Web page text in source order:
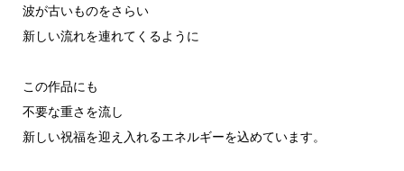
波が古いものをさらい
新しい流れを連れてくるように
この作品にも
不要な重さを流し
新しい祝福を迎え入れるエネルギーを込めています。